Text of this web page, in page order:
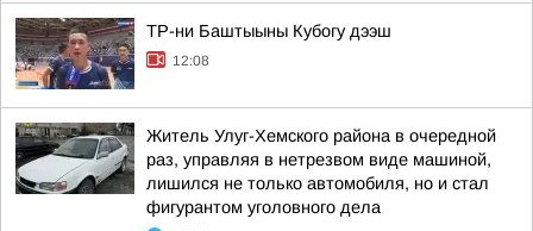
ТР-ни Баштыыны Кубогу дээш
12:08
Житель Улуг-Хемского района в очередной
раз, управляя в нетрезвом виде машиной,
лишился не только автомобиля, но и стал
фигурантом уголовного дела